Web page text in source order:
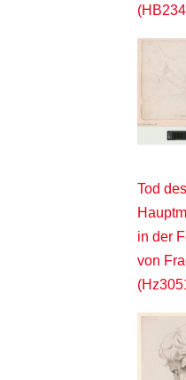
Tod des
in der
von